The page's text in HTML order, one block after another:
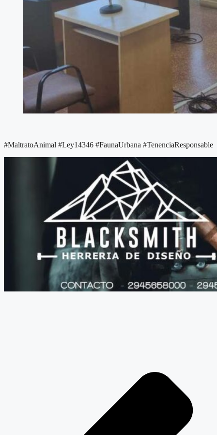
#MaltratoAnimal #Ley14346 #FaunaUrbana #TenenciaResponsable